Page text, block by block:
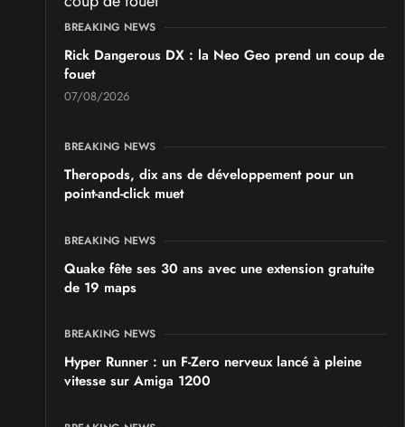
BREAKING NEWS
Rick Dangerous DX : la Neo Geo prend un coup de
fouet
07/08/2026
BREAKING NEWS
Theropods, dix ans de développement pour un
point-and-click muet
BREAKING NEWS
Quake fête ses 30 ans avec une extension gratuite
de 19 maps
BREAKING NEWS
Hyper Runner : un F-Zero nerveux lancé à pleine
vitesse sur Amiga 1200